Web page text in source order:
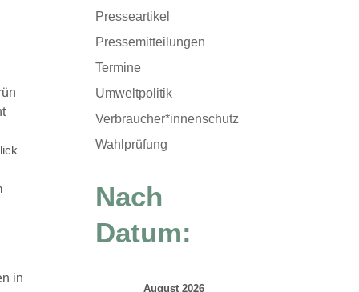
in
Presseartikel
Pressemitteilungen
Termine
Umweltpolitik
Verbraucher*innenschutz
Wahlprüfung
Nach
Datum:
August 2026